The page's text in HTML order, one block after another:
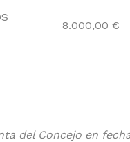
8.000,00 €
del Concejo en